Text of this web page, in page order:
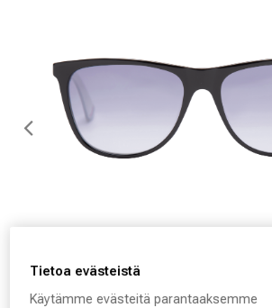
Edellinen
Tietoa evästeistä
Käytämme evästeitä parantaaksemme